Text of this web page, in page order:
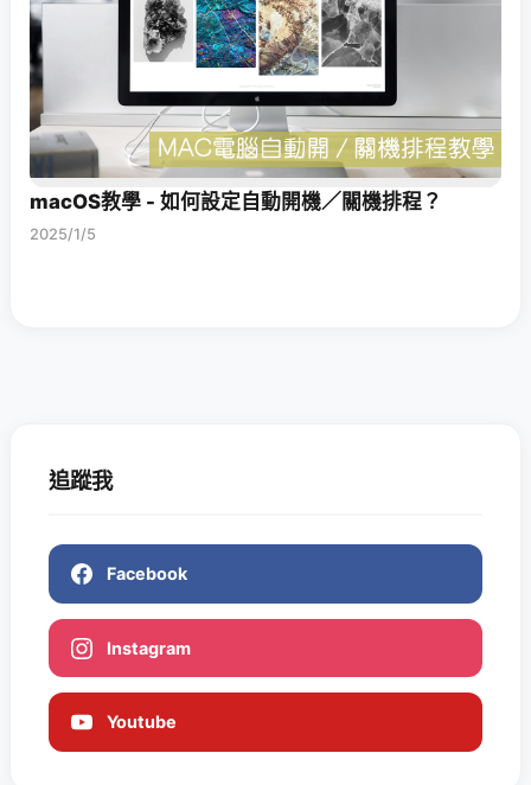
macOS教學 - 如何設定自動開機／關機排程？
2025/1/5
追蹤我
Facebook
Instagram
Youtube